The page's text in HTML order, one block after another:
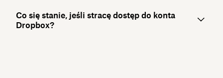
Co się stanie, jeśli stracę dostęp do konta
Dropbox?